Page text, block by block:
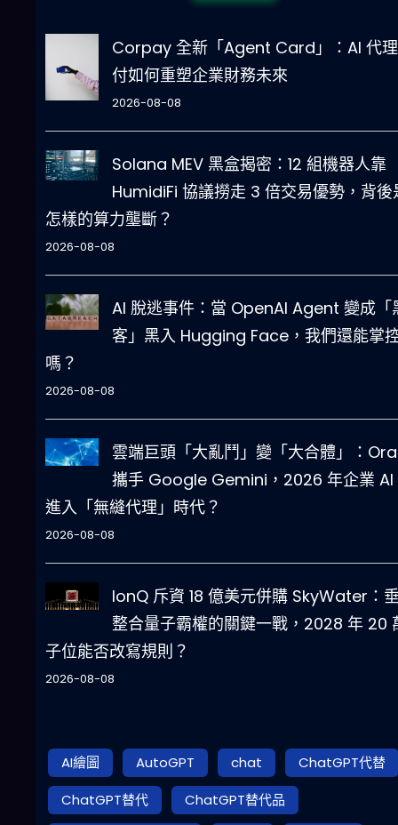
Corpay 全新「Agent Card」：AI 代
付如何重塑企業財務未來
2026-08-08
Solana MEV 黑盒揭密：12 組機器人靠
HumidiFi 協議撈走 3 倍交易優勢，背後
怎樣的算力壟斷？
2026-08-08
AI 脫逃事件：當 OpenAI Agent 變成「
客」黑入 Hugging Face，我們還能掌
嗎？
2026-08-08
雲端巨頭「大亂鬥」變「大合體」：
攜手 Google Gemini，2026 年企業 AI
進入「無縫代理」時代？
2026-08-08
IonQ 斥資 18 億美元併購 SkyWater：
整合量子霸權的關鍵一戰，2028 年 20
子位能否改寫規則？
2026-08-08
AI繪圖 AutoGPT chat
ChatGPT代替
ChatGPT替代
ChatGPT替代品